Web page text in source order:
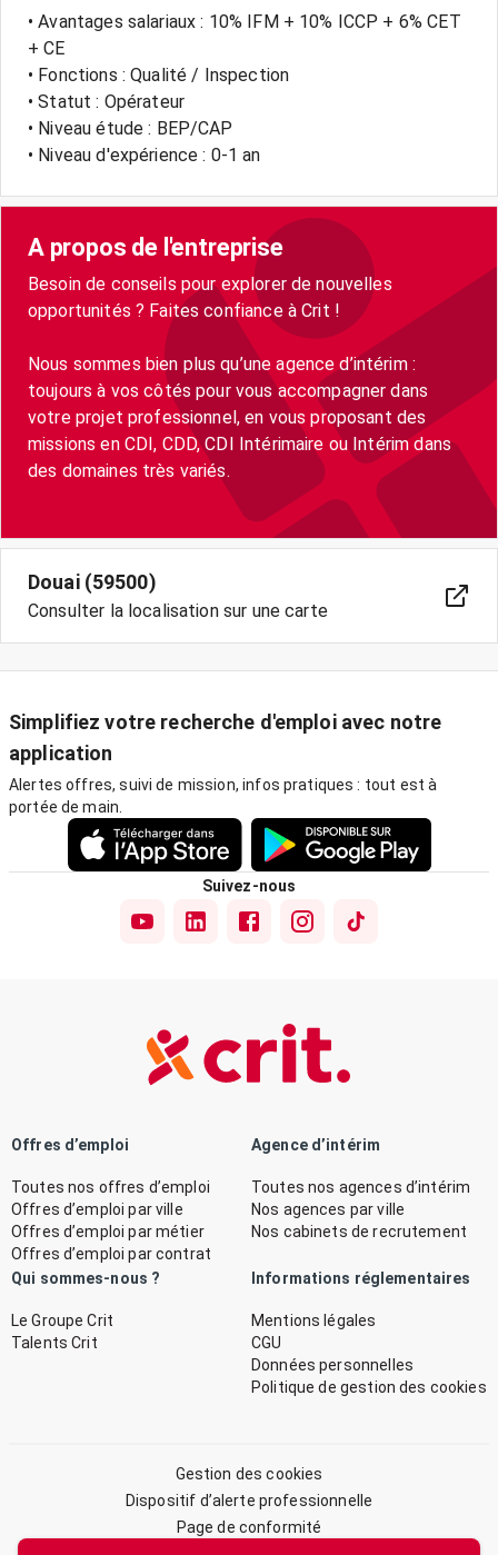
• Avantages salariaux : 10% IFM + 10% ICCP + 6% CET
+ CE
• Fonctions : Qualité / Inspection
• Statut : Opérateur
• Niveau étude : BEP/CAP
• Niveau d'expérience : 0-1 an
A propos de l'entreprise
Besoin de conseils pour explorer de nouvelles
opportunités ? Faites confiance à Crit !
Nous sommes bien plus qu’une agence d’intérim :
toujours à vos côtés pour vous accompagner dans
votre projet professionnel, en vous proposant des
missions en CDI, CDD, CDI Intérimaire ou Intérim dans
des domaines très variés.
Douai (59500)
Consulter la localisation sur une carte
Simplifiez votre recherche d'emploi avec notre
application
Alertes offres, suivi de mission, infos pratiques : tout est à
portée de main.
Suivez-nous
Offres d’emploi
Toutes nos offres d’emploi
Offres d’emploi par ville
Offres d’emploi par métier
Offres d’emploi par contrat
Agence d’intérim
Toutes nos agences d’intérim
Nos agences par ville
Nos cabinets de recrutement
Qui sommes-nous ?
Le Groupe Crit
Talents Crit
Informations réglementaires
Mentions légales
CGU
Données personnelles
Politique de gestion des cookies
Gestion des cookies
Dispositif d’alerte professionnelle
Page de conformité